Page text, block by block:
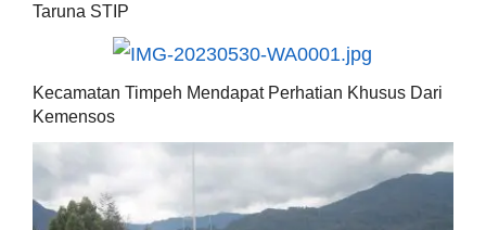
Taruna STIP
Kecamatan Timpeh Mendapat Perhatian Khusus Dari
Kemensos